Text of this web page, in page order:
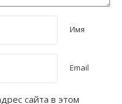
Имя
Email
сайта в этом